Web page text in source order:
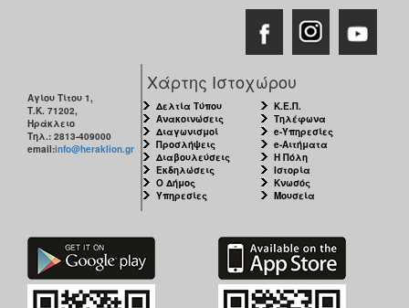
Αγίου Τίτου 1,
Τ.Κ. 71202,
Ηράκλειο
Τηλ.: 2813-409000
email:info@heraklion.gr
Χάρτης Ιστοχώρου
Δελτία Τύπου
Ανακοινώσεις
Διαγωνισμοί
Προσλήψεις
Διαβουλεύσεις
Εκδηλώσεις
Ο Δήμος
Υπηρεσίες
Κ.Ε.Π.
Τηλέφωνα
e-Υπηρεσίες
e-Αιτήματα
Η Πόλη
Ιστορία
Κνωσός
Μουσεία